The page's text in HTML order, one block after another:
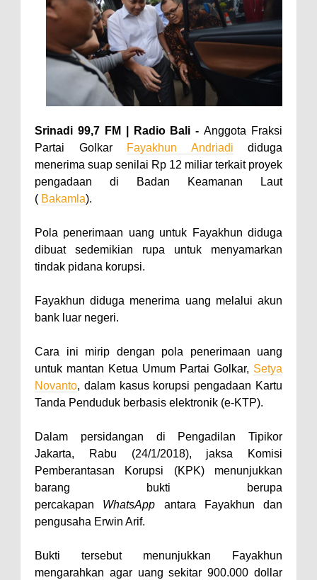
Srinadi 99,7 FM | Radio Bali -Anggota Fraksi
Partai Golkar
Fayakhun Andriadi
diduga
menerima suap senilai Rp 12 miliar terkait proyek
pengadaan di Badan Keamanan Laut
( Bakamla).
Pola penerimaan uang untuk Fayakhun diduga
dibuat sedemikian rupa untuk menyamarkan
tindak pidana korupsi.
Fayakhun diduga menerima uang melalui akun
bank luar negeri.
Cara ini mirip dengan pola penerimaan uang
untuk mantan Ketua Umum Partai Golkar, Setya
Novanto, dalam kasus korupsi pengadaan Kartu
Tanda Penduduk berbasis elektronik (e-KTP).
Dalam persidangan di Pengadilan Tipikor
Jakarta, Rabu (24/1/2018), jaksa Komisi
Pemberantasan Korupsi (KPK) menunjukkan
barang bukti berupa
percakapan WhatsApp antara Fayakhun dan
pengusaha Erwin Arif.
Bukti tersebut menunjukkan Fayakhun
mengarahkan agar uang sekitar 900.000 dollar